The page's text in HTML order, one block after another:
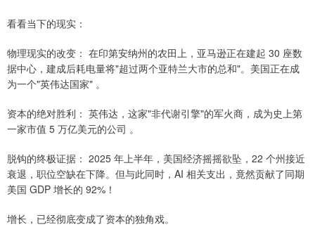
看看当下的现实：
物理现实的改变： 在印第安纳州的农田上，亚马逊正在建起 30 座数
据中心，建成后耗电量将"超过两个亚特兰大市的总和"。美国正在成
为一个"英伟达国家" 。
资本的绝对胜利： 英伟达，这家"非代谢引擎"的军火商，成为史上第
一家市值 5 万亿美元的公司 。
脱钩的终极证据： 2025 年上半年，美国经济摇摇欲坠，22 个州接近
衰退，职位空缺在下降。但与此同时，AI 相关支出，竟然贡献了同期
美国 GDP 增长的 92%！
增长，已经彻底变成了资本的独角戏。